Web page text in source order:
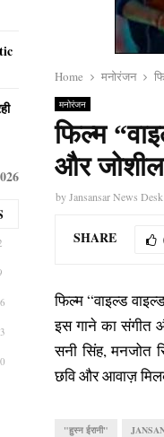
Home मनोरंजन
मनोरंजन
फिल्म
और
byJansansar News Desk
SHARE
फिल्म “वाइल्ड
इस गाने का संगीत
सनी सिंह, मनजोत
छवि और आवाज़
"हुस्न ईरानी"